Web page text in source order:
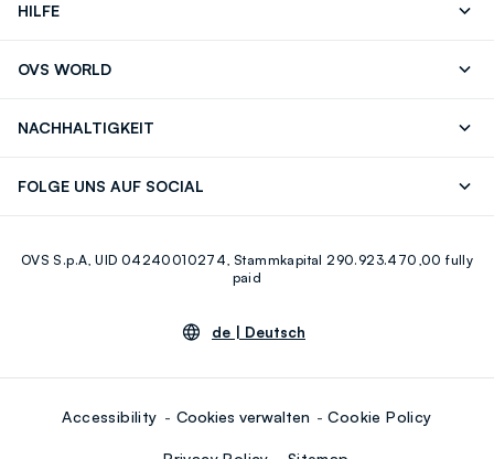
HILFE
Bestellung/Rücksendung
OVS WORLD
NACHHALTIGKEIT
FOLGE UNS AUF SOCIAL
Youtube Linkedin
OVS S.p.A, UID 04240010274, Stammkapital 290.923.470,00 fully
paid
de | Deutsch
Accessibility Cookies verwalten Cookie Policy